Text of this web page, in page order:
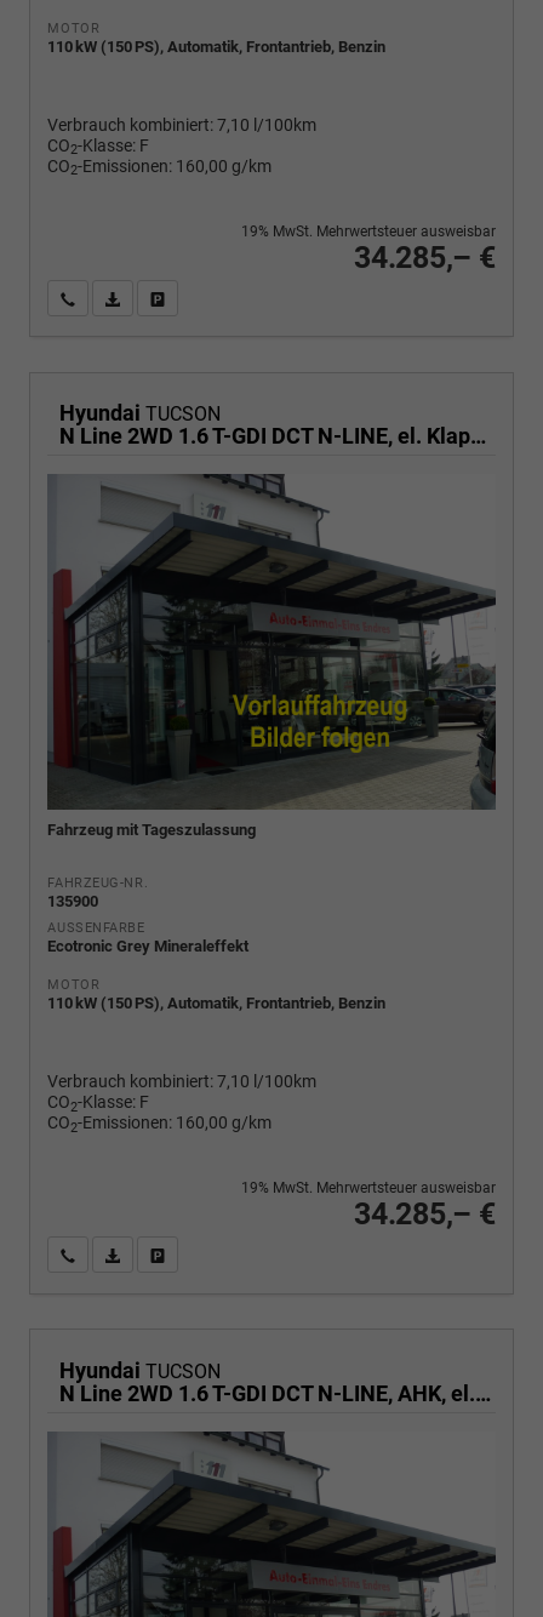
MOTOR
110 kW (150 PS), Automatik, Frontantrieb, Benzin
Verbrauch kombiniert:7,10 l/100km
CO2-Klasse: F
CO2-Emissionen: 160,00 g/km
34.285,– €
19% MwSt. Mehrwertsteuer ausweisbar
Wir rufen Sie anPDF-Fahrzeugexposé drucken
Hyundai TUCSON
N Line 2WD 1.6 T-GDI DCT N-LINE, el. Klappe, Navi, Kamera, Side, Winter
Fahrzeug mit Tageszulassung
FAHRZEUG-NR.
135900
AUSSENFARBE
Ecotronic Grey Mineraleffekt
MOTOR
110 kW (150 PS), Automatik, Frontantrieb, Benzin
Verbrauch kombiniert:7,10 l/100km
CO2-Klasse: F
CO2-Emissionen: 160,00 g/km
34.285,– €
19% MwSt. Mehrwertsteuer ausweisbar
Wir rufen Sie anPDF-Fahrzeugexposé drucken
Hyundai TUCSON
N Line 2WD 1.6 T-GDI DCT N-LINE, AHK, el. Klappe, Navi, Kamera, Side, Winter